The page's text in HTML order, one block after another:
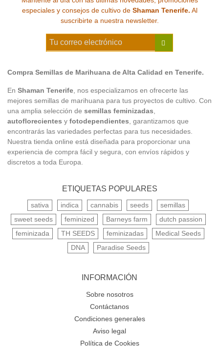
especiales y consejos de cultivo de Shaman Tenerife. Al
suscribirte a nuestra newsletter.
Compra Semillas de Marihuana de Alta Calidad en Tenerife.
En Shaman Tenerife , nos especializamos en ofrecerte las
mejores semillas de marihuana para tus proyectos de cultivo. Con
una amplia selección de semillas feminizadas
autoflorecientes y fotodependientes , garantizamos que
encontrarás las variedades perfectas para tus necesidades.
Nuestra tienda online está diseñada para proporcionar una
experiencia de compra fácil y segura, con envíos rápidos y
discretos a toda Europa.
ETIQUETAS POPULARES
sativa indica cannabis seeds
semillas
sweet seeds
feminized Barneys farm
dutch passion
feminizada
TH SEEDS feminizadas
Medical Seeds
DNA
Paradise Seeds
INFORMACIÓN
Sobre nosotros
Contáctanos
Condiciones generales
Aviso legal
Política de Cookies